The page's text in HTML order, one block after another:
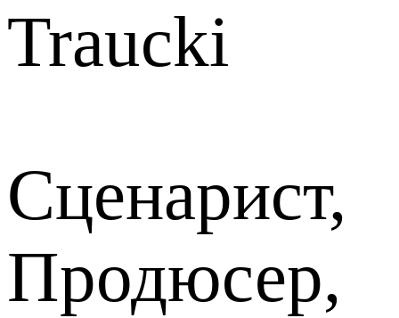
Traucki
Сценарист,
Продюсер,